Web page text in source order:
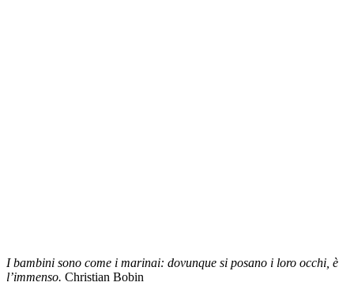
I bambini sono come i marinai: dovunque si posano i loro occhi, è
l’immenso. Christian Bobin